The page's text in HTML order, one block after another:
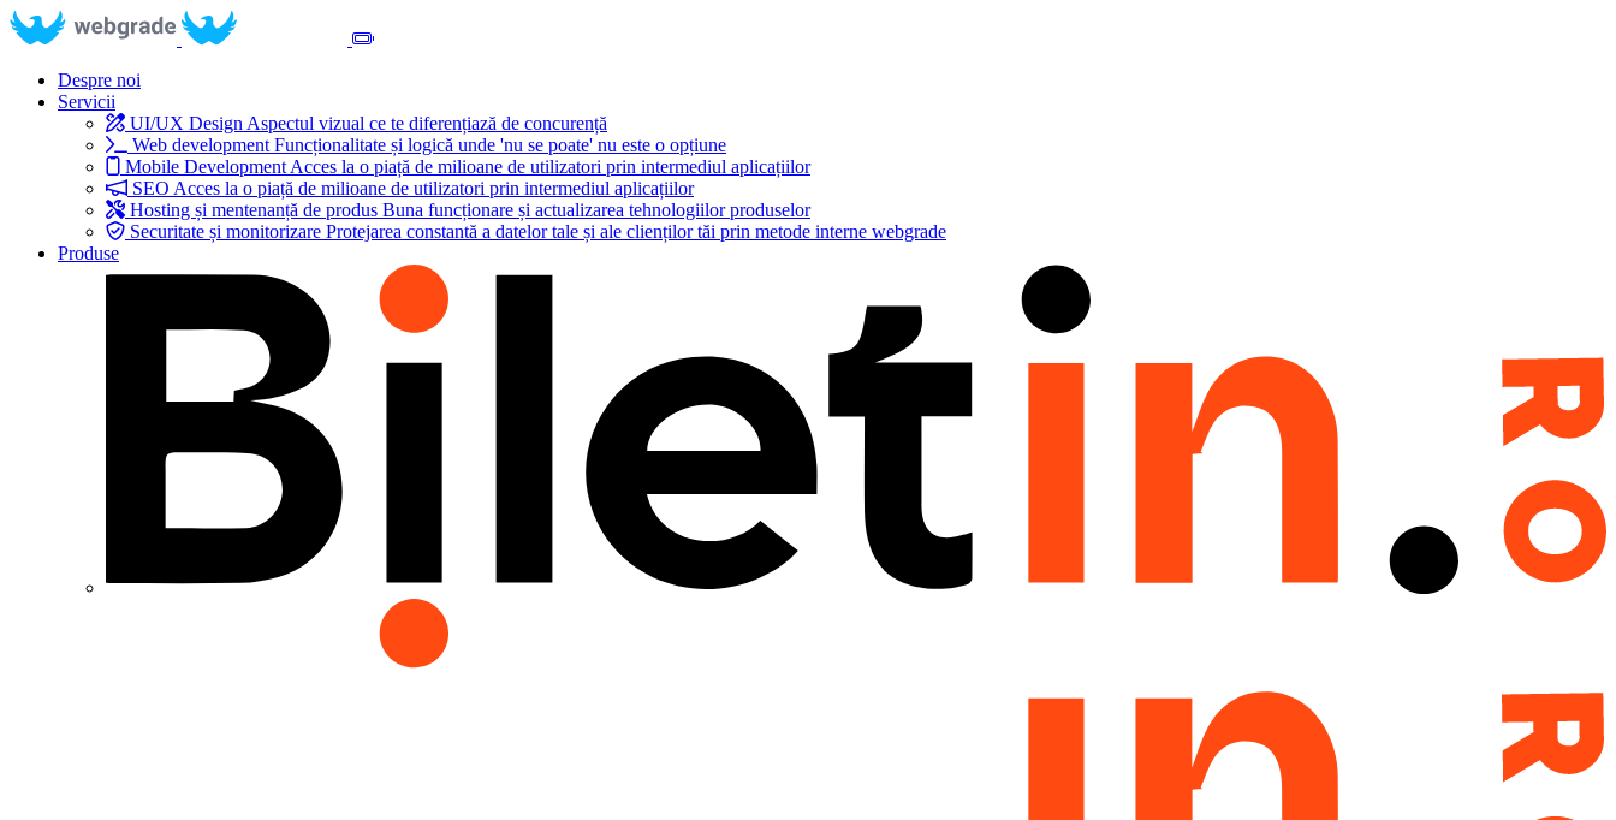
Despre noi
Servicii
UI/UX Design Aspectul vizual ce te diferențiază de concurență
Web development Funcționalitate și logică unde 'nu se poate' nu este o opțiune
Mobile Development Acces la o piață de milioane de utilizatori prin intermediul aplicațiilor
SEO Acces la o piață de milioane de utilizatori prin intermediul aplicațiilor
Hosting și mentenanță de produs Buna funcționare și actualizarea tehnologiilor produselor
Securitate și monitorizare Protejarea constantă a datelor tale și ale clienților tăi prin metode interne webgrade
Produse